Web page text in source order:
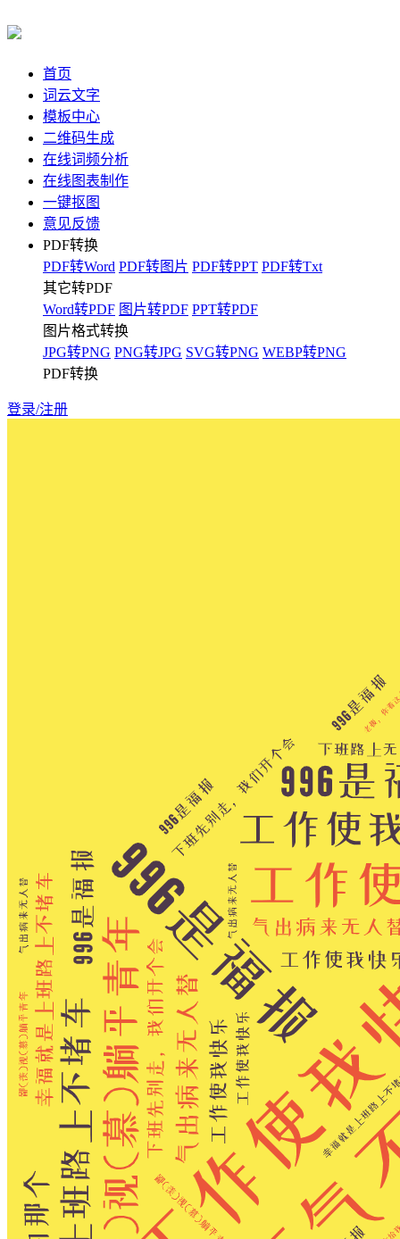
首页
词云文字
模板中心
二维码生成
在线词频分析
在线图表制作
一键抠图
意见反馈
PDF转换
PDF转Word PDF转图片 PDF转PPT PDF转Txt
其它转PDF
Word转PDF 图片转PDF PPT转PDF
图片格式转换
JPG转PNG PNG转JPG SVG转PNG WEBP转PNG
PDF转换
登录/注册